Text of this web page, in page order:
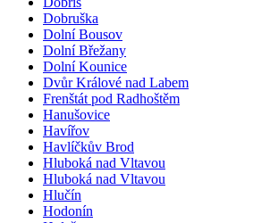
Dobruška
Dolní Bousov
Dolní Břežany
Dolní Kounice
Dvůr Králové nad Labem
Frenštát pod Radhoštěm
Hanušovice
Havířov
Havlíčkův Brod
Hluboká nad Vltavou
Hluboká nad Vltavou
Hlučín
Hodonín